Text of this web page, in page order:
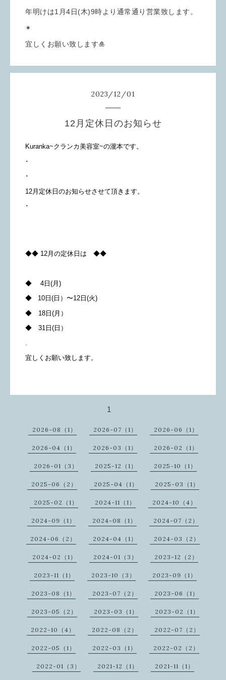
年明けは1月4日(木)9時より通常通り営業致します。
✴︎
宜しくお願い致します🎍
2023/12/01
12月定休日のお知らせ
Kuranka~クランカ美容室~の瀧本です。
･
･
12月定休日のお知らせさせて頂きます。
･
◆◆ 12月の定休日は ◆◆
◆ 4日(月)
◆ 10日(日）〜12日(火)
◆ 18日(月）
◆ 31日(日）
宜しくお願い致します。
1
2026-08（1） 2026-07（1） 2026-06（1）
2026-04（1） 2026-03（1） 2026-02（1）
2026-01（3） 2025-12（1） 2025-10（1）
2025-06（2） 2025-04（1） 2025-03（1）
2025-02（1） 2024-11（1） 2024-10（4）
2024-09（1） 2024-08（1） 2024-07（2）
2024-06（2） 2024-04（1） 2024-03（2）
2024-02（1） 2024-01（3） 2023-12（2）
2023-11（1） 2023-10（3） 2023-09（1）
2023-08（1） 2023-07（2） 2023-06（1）
2023-05（2） 2023-03（1） 2023-02（1）
2022-10（4） 2022-08（2） 2022-07（2）
2022-05（1） 2022-03（1） 2022-02（2）
2022-01（3） 2021-12（1） 2021-11（1）